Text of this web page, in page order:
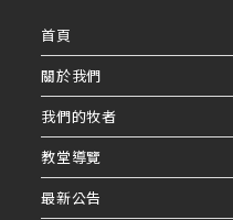
首頁
關於我們
我們的牧者
教堂導覽
最新公告